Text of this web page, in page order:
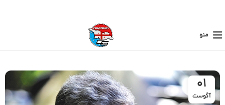
منو
01
آگوست